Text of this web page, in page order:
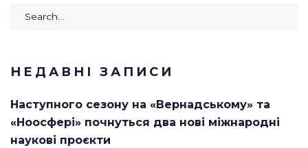
Search
НЕДАВНІ ЗАПИСИ
Наступного сезону на «Вернадському» та
«Ноосфері» почнуться два нові міжнародні
наукові проєкти